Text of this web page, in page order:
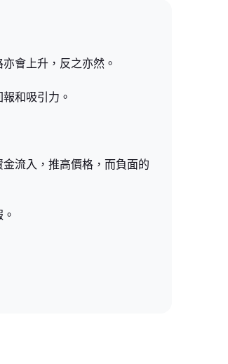
會上升，反之亦然。
和吸引力。
流入，推高價格，而負面的